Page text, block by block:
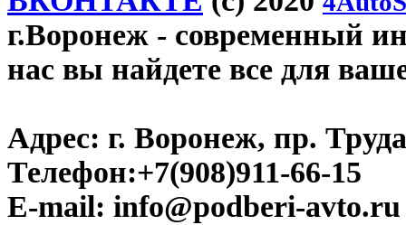
г.Воронеж - современный
нас вы найдете все для
Адрес: г. Воронеж, пр.
Телефон:+7(908)911-66-15
E-mail: info@podberi-avto.ru